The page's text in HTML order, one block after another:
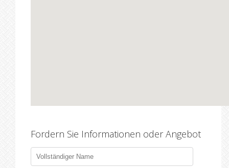
Fordern Sie Informationen oder Angebot